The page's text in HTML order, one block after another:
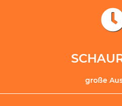
große